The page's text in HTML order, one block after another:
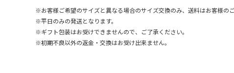
※お客様ご希望のサイズと異なる場合のサイズ交換のみ、送料はお客様の
※平日のみの発送となります。
※ギフト包装はお受けできませんので、ご了承ください。
※初期不良以外の返金・交換はお受け出来ません。